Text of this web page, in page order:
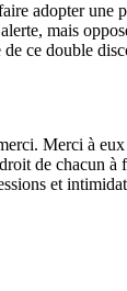
adopter une
mais
ce double
Merci à eux
de chacun à
et